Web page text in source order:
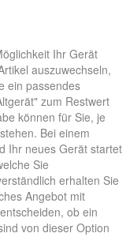
Ihr Gerät
auszuwechseln,
ein passendes
zum Restwert
können für Sie, je
Bei einem
Ihr neues Gerät startet
Sie
erhalten Sie
Angebot mit
ob ein
von dieser Option